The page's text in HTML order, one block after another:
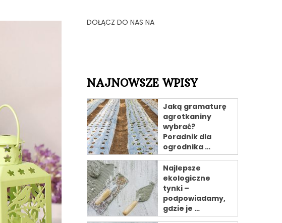
DOŁĄCZ DO NAS NA
NAJNOWSZE WPISY
Jaką gramaturę
agrotkaniny
wybrać?
Poradnik dla
ogrodnika …
Najlepsze
ekologiczne
tynki –
podpowiadamy,
gdzie je …